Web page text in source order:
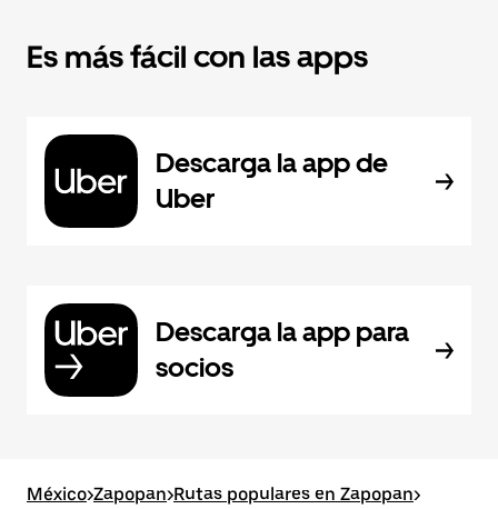
Es más fácil con las apps
Descarga la app de
Uber
Descarga la app para
socios
México>Zapopan>Rutas populares en Zapopan>